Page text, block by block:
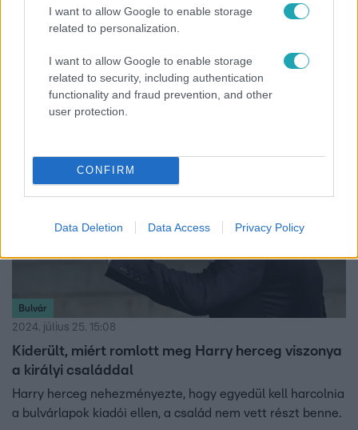
I want to allow Google to enable storage
related to personalization.
I want to allow Google to enable storage
related to security, including authentication
functionality and fraud prevention, and other
user protection.
CONFIRM
Data Deletion Data Access Privacy Policy
Csak a negyvenedik születésnapján kaphatja meg
Dédnagyanyja kötötte ki, hogy nem juthat előbb hozzá a
Bulvár
2024. július 25. 15:08
Kiderült, miért romlott meg Harry herceg viszonya
a királyi családdal
Harry herceg nehezményezte, hogy egyedül kell harcolnia
a bulvárlapok kiadói ellen, a család nem vett részt benne.